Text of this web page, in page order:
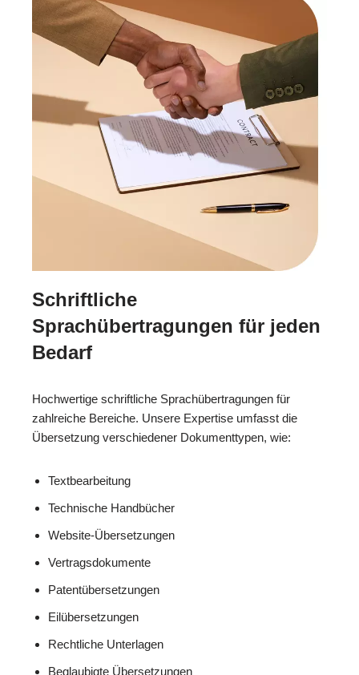
Schriftliche
Sprachübertragungen für jeden
Bedarf
Hochwertige schriftliche Sprachübertragungen für
zahlreiche Bereiche. Unsere Expertise umfasst die
Übersetzung verschiedener Dokumenttypen, wie:
Textbearbeitung
Technische Handbücher
Website-Übersetzungen
Vertragsdokumente
Patentübersetzungen
Eilübersetzungen
Rechtliche Unterlagen
Beglaubigte Übersetzungen